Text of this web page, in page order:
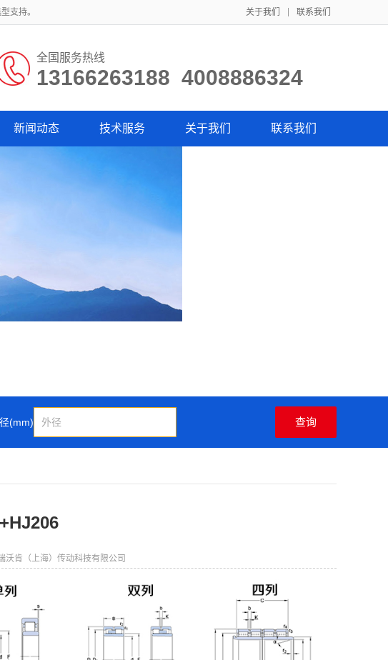
支持。 关于我们 联系我们
全国服务热线
13166263188 4008886324
新闻动态 技术服务 关于我们 联系我们
(mm)
沃肯（上海）传动科技有限公司